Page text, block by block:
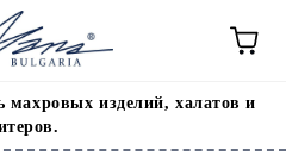
махровых изделий, халатов и